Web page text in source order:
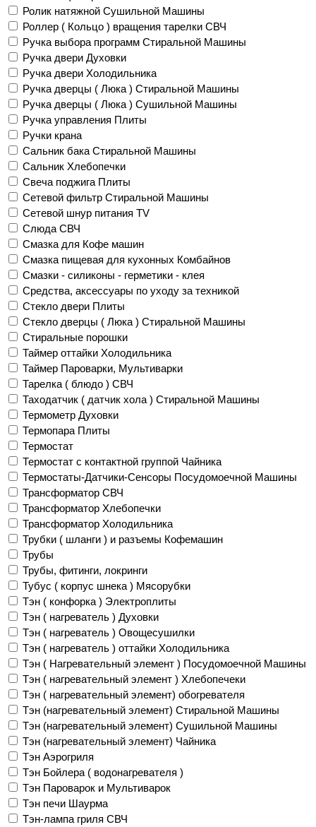
Ролик натяжной Сушильной Машины
Роллер ( Кольцо ) вращения тарелки СВЧ
Ручка выбора программ Стиральной Машины
Ручка двери Духовки
Ручка двери Холодильника
Ручка дверцы ( Люка ) Стиральной Машины
Ручка дверцы ( Люка ) Сушильной Машины
Ручка управления Плиты
Ручки крана
Сальник бака Стиральной Машины
Сальник Хлебопечки
Свеча поджига Плиты
Сетевой фильтр Стиральной Машины
Сетевой шнур питания TV
Слюда СВЧ
Смазка для Кофе машин
Смазка пищевая для кухонных Комбайнов
Смазки - силиконы - герметики - клея
Средства, аксессуары по уходу за техникой
Стекло двери Плиты
Стекло дверцы ( Люка ) Стиральной Машины
Стиральные порошки
Таймер оттайки Холодильника
Таймер Пароварки, Мультиварки
Тарелка ( блюдо ) СВЧ
Таходатчик ( датчик хола ) Стиральной Машины
Термометр Духовки
Термопара Плиты
Термостат
Термостат с контактной группой Чайника
Термостаты-Датчики-Сенсоры Посудомоечной Машины
Трансформатор СВЧ
Трансформатор Хлебопечки
Трансформатор Холодильника
Трубки ( шланги ) и разъемы Кофемашин
Трубы
Трубы, фитинги, локринги
Тубус ( корпус шнека ) Мясорубки
Тэн ( конфорка ) Электроплиты
Тэн ( нагреватель ) Духовки
Тэн ( нагреватель ) Овощесушилки
Тэн ( нагреватель ) оттайки Холодильника
Тэн ( Нагревательный элемент ) Посудомоечной Машины
Тэн ( нагревательный элемент ) Хлебопечеки
Тэн ( нагревательный элемент) обогревателя
Тэн (нагревательный элемент) Стиральной Машины
Тэн (нагревательный элемент) Сушильной Машины
Тэн (нагревательный элемент) Чайника
Тэн Аэрогриля
Тэн Бойлера ( водонагревателя )
Тэн Пароварок и Мультиварок
Тэн печи Шаурма
Тэн-лампа гриля СВЧ